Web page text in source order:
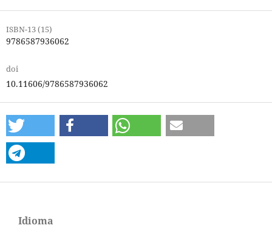
ISBN-13 (15)
9786587936062
doi
10.11606/9786587936062
Idioma